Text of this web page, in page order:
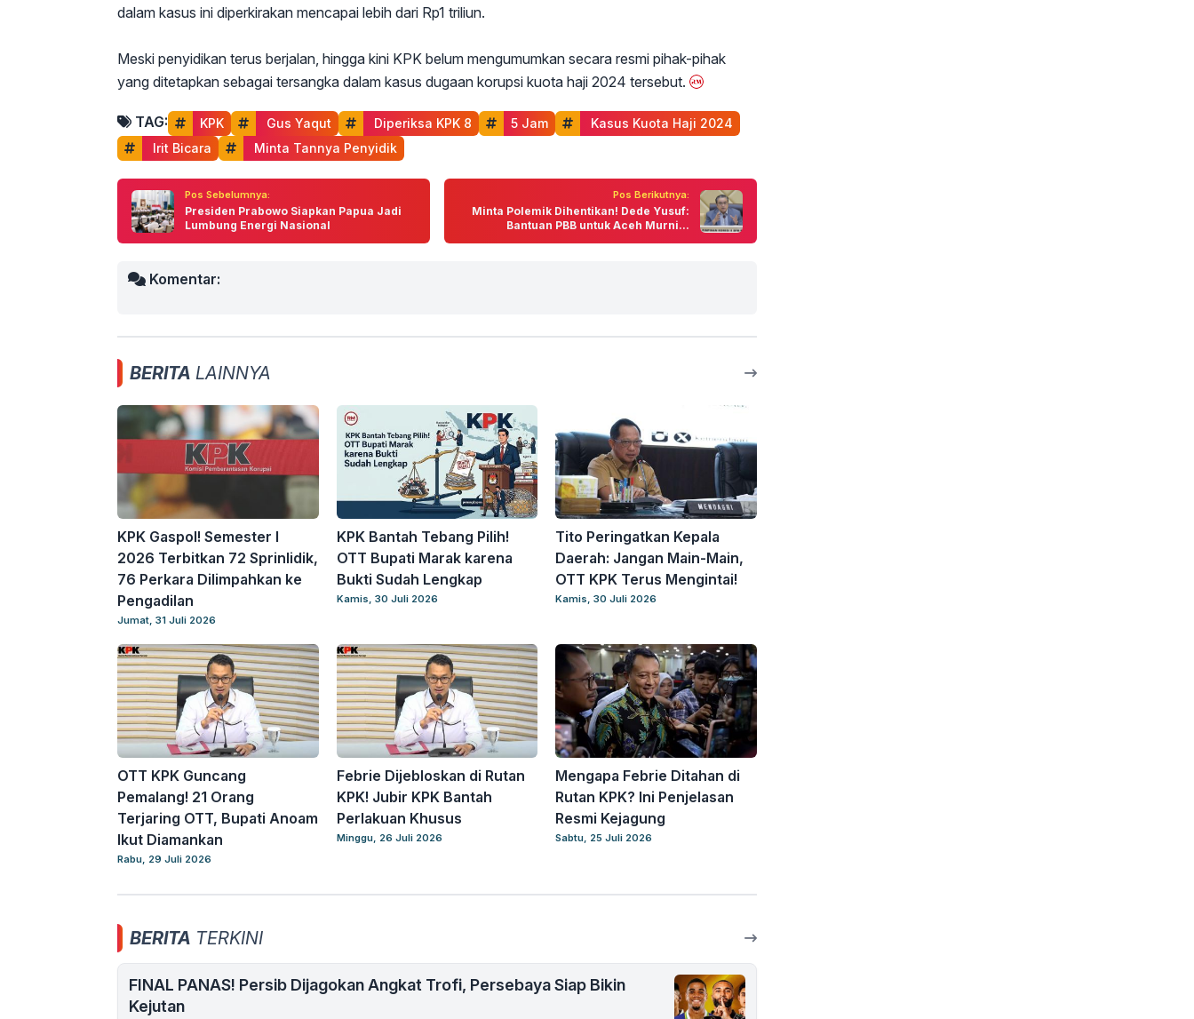
dalam kasus ini diperkirakan mencapai lebih dari Rp1 triliun.
Meski penyidikan terus berjalan, hingga kini KPK belum mengumumkan secara resmi pihak-pihak
yang ditetapkan sebagai tersangka dalam kasus dugaan korupsi kuota haji 2024 tersebut.
TAG: KPK Gus Yaqut Diperiksa KPK 8 5 Jam
Kasus Kuota Haji 2024
Irit Bicara
Minta Tannya Penyidik
Pos Sebelumnya:
Presiden Prabowo Siapkan Papua Jadi
Lumbung Energi Nasional
Pos Berikutnya:
Minta Polemik Dihentikan! Dede Yusuf:
Bantuan PBB untuk Aceh Murni...
Komentar:
BERITA LAINNYA
KPK Gaspol! Semester I
2026 Terbitkan 72 Sprinlidik,
76 Perkara Dilimpahkan ke
Pengadilan
Jumat, 31 Juli 2026
KPK Bantah Tebang Pilih!
OTT Bupati Marak karena
Bukti Sudah Lengkap
Kamis, 30 Juli 2026
Tito Peringatkan Kepala
Daerah: Jangan Main-Main,
OTT KPK Terus Mengintai!
Kamis, 30 Juli 2026
OTT KPK Guncang
Pemalang! 21 Orang
Terjaring OTT, Bupati Anoam
Ikut Diamankan
Rabu, 29 Juli 2026
Febrie Dijebloskan di Rutan
KPK! Jubir KPK Bantah
Perlakuan Khusus
Minggu, 26 Juli 2026
Mengapa Febrie Ditahan di
Rutan KPK? Ini Penjelasan
Resmi Kejagung
Sabtu, 25 Juli 2026
BERITA TERKINI
FINAL PANAS! Persib Dijagokan Angkat Trofi, Persebaya Siap Bikin
Kejutan